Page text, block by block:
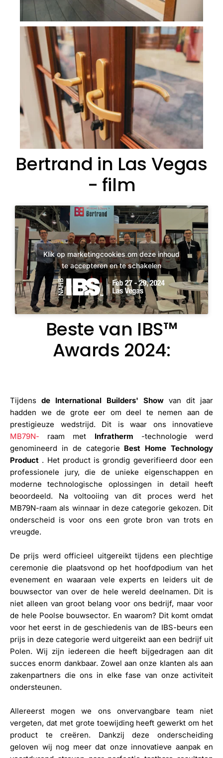
Bertrand in Las Vegas
- film
Klik op marketingcookies om deze inhoud
te accepteren en te schakelen
Beste van IBS™
Awards 2024:
Tijdens de International Builders' Show van dit jaar
hadden we de grote eer om deel te nemen aan de
prestigieuze wedstrijd. Dit is waar ons innovatieve
MB79N- raam met Infratherm -technologie werd
genomineerd in de categorie Best Home Technology
Product . Het product is grondig geverifieerd door een
professionele jury, die de unieke eigenschappen en
moderne technologische oplossingen in detail heeft
beoordeeld. Na voltooiing van dit proces werd het
MB79N-raam als winnaar in deze categorie gekozen. Dit
onderscheid is voor ons een grote bron van trots en
vreugde.
De prijs werd officieel uitgereikt tijdens een plechtige
ceremonie die plaatsvond op het hoofdpodium van het
evenement en waaraan vele experts en leiders uit de
bouwsector van over de hele wereld deelnamen. Dit is
niet alleen van groot belang voor ons bedrijf, maar voor
de hele Poolse bouwsector. En waarom? Dit komt omdat
voor het eerst in de geschiedenis van de IBS-beurs een
prijs in deze categorie werd uitgereikt aan een bedrijf uit
Polen. Wij zijn iedereen die heeft bijgedragen aan dit
succes enorm dankbaar. Zowel aan onze klanten als aan
zakenpartners die ons in elke fase van onze activiteit
ondersteunen.
Allereerst mogen we ons onvervangbare team niet
vergeten, dat met grote toewijding heeft gewerkt om het
product te creëren. Dankzij deze onderscheiding
geloven wij nog meer dat onze innovatieve aanpak en